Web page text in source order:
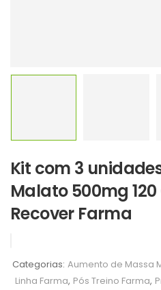
Kit com 3
Malato 500mg
Recover Farma
Categorias: Aumento de Massa
Linha Farma, Pós Treino Farma,